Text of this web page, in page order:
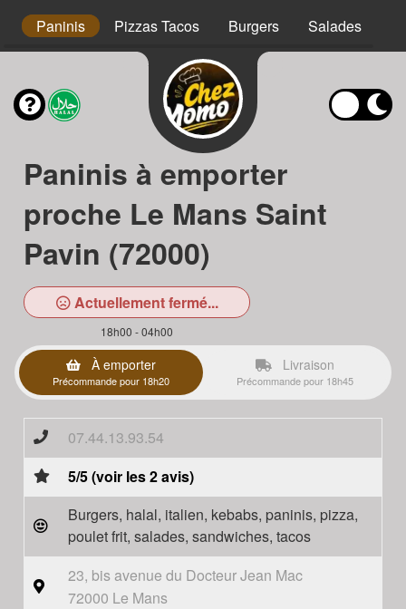
Paninis Pizzas Tacos Burgers Salades
Paninis à emporter
proche Le Mans Saint
Pavin (72000)
Actuellement fermé...
18h00 - 04h00
À emporter
Précommande pour 18h20
Livraison
Précommande pour 18h45
07.44.13.93.54
5/5 (voir les 2 avis)
Burgers, halal, italien, kebabs, paninis, pizza,
poulet frit, salades, sandwiches, tacos
23, bis avenue du Docteur Jean Mac
72000 Le Mans